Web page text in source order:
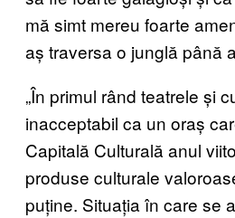
mă simt mereu foarte
aș traversa o junglă până
„În primul rând teatrele și
inacceptabil ca un oraș
Capitală Culturală anul
produse culturale
puține. Situația în care se